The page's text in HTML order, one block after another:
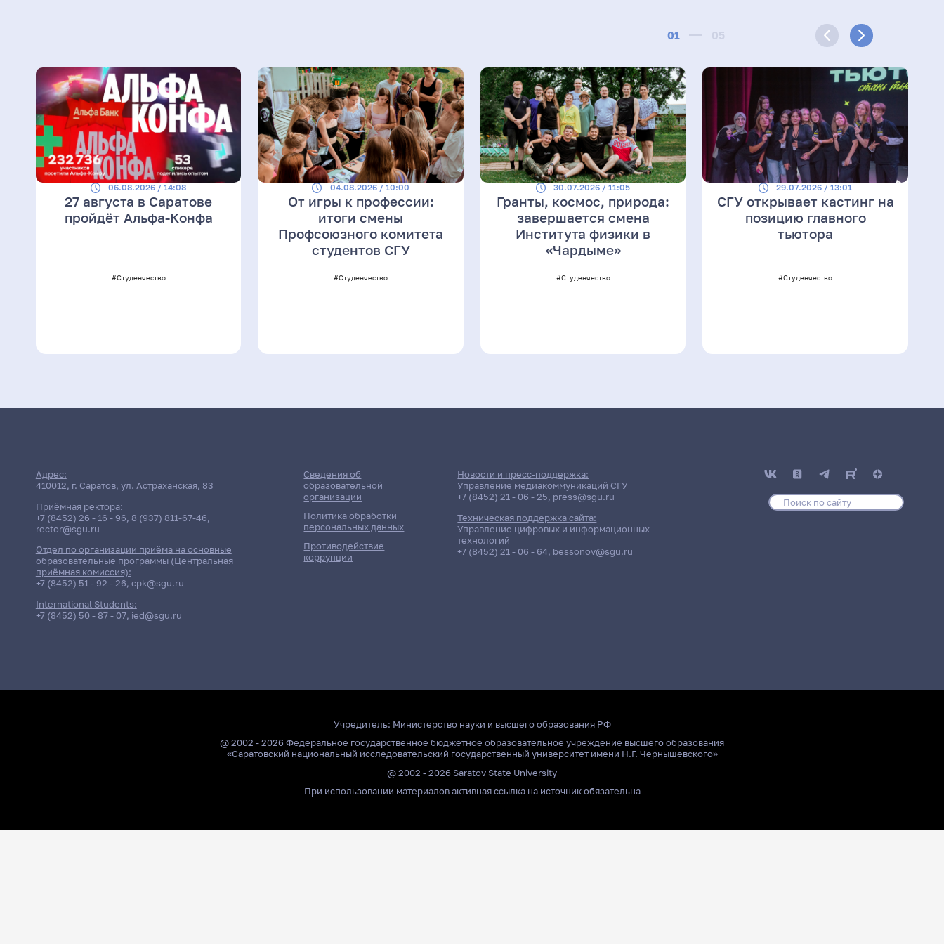
01 05
06.08.2026 / 14:08
27 августа в Саратове
пройдёт Альфа-Конфа
#Студенчество
04.08.2026 / 10:00
От игры к профессии:
итоги смены
Профсоюзного комитета
студентов СГУ
#Студенчество
30.07.2026 / 11:05
Гранты, космос, природа:
завершается смена
Института физики в
«Чардыме»
#Студенчество
29.07.2026 / 13:01
СГУ открывает кастинг на
позицию главного
тьютора
#Студенчество
Адрес:
410012, г. Саратов, ул. Астраханская, 83
Приёмная ректора:
+7 (8452) 26 - 16 - 96, 8 (937) 811-67-46,
rector@sgu.ru
Отдел по организации приёма на основные
образовательные программы (Центральная
приёмная комиссия):
+7 (8452) 51 - 92 - 26, cpk@sgu.ru
International Students:
+7 (8452) 50 - 87 - 07, ied@sgu.ru
Сведения об
образовательной
организации
Политика обработки
персональных данных
Противодействие
коррупции
Новости и пресс-поддержка:
Управление медиакоммуникаций СГУ
+7 (8452) 21 - 06 - 25, press@sgu.ru
Техническая поддержка сайта:
Управление цифровых и информационных
технологий
+7 (8452) 21 - 06 - 64, bessonov@sgu.ru
Учредитель: Министерство науки и высшего образования РФ
@ 2002 - 2026 Федеральное государственное бюджетное образовательное учреждение высшего образования
«Саратовский национальный исследовательский государственный университет имени Н.Г. Чернышевского»
@ 2002 - 2026 Saratov State University
При использовании материалов активная ссылка на источник обязательна